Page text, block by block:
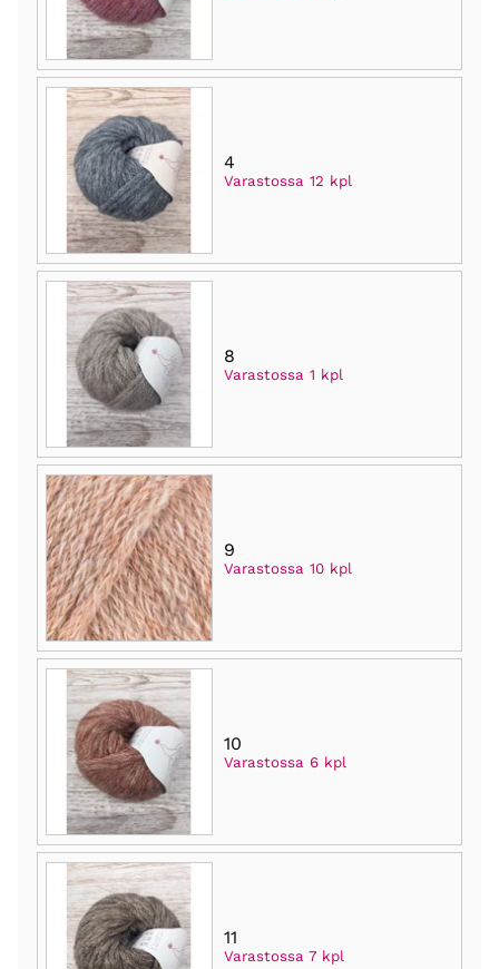
4
Varastossa 12 kpl
8
Varastossa 1 kpl
9
Varastossa 10 kpl
10
Varastossa 6 kpl
11
Varastossa 7 kpl